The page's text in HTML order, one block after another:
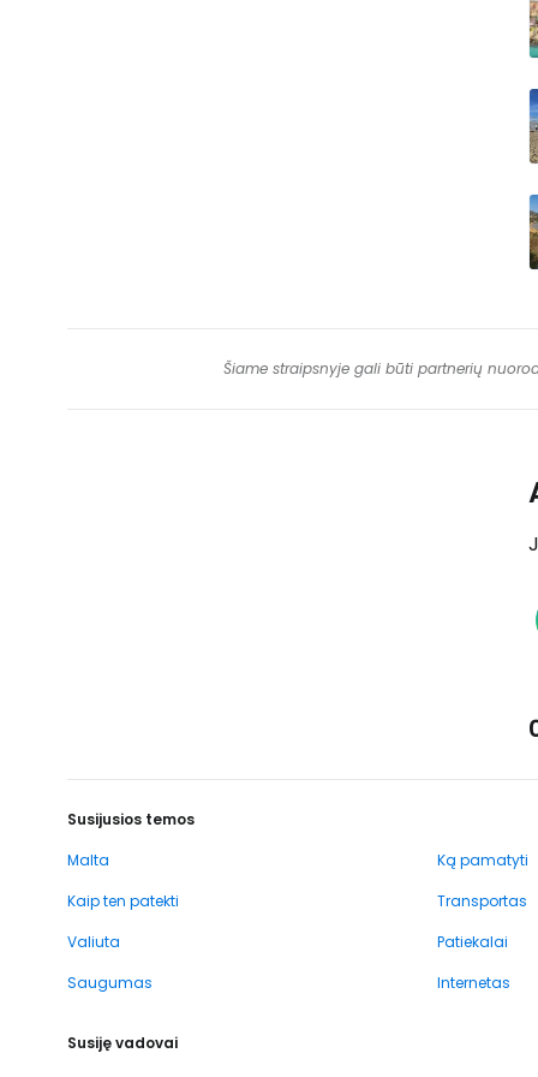
Šiame straipsnyje gali būti partnerių
Susijusios temos
Malta
Ką pamatyti
Kaip ten patekti
Transportas
Valiuta
Patiekalai
Saugumas
Internetas
Susiję vadovai